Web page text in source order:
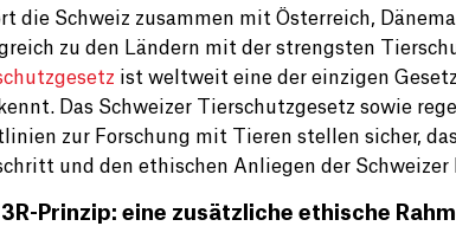
die Schweiz zusammen mit Österreich,
zu den Ländern mit der strengsten
ist weltweit eine der einzigen
Das Schweizer Tierschutzgesetz sowie
zur Forschung mit Tieren stellen sicher,
und den ethischen Anliegen der
3R-Prinzip: eine zusätzliche ethische